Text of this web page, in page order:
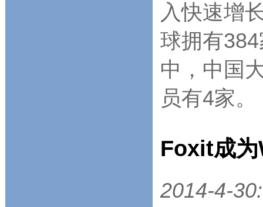
入快速增
球拥有
中，中国
员有4家。
Foxit成为
2014-4-30: